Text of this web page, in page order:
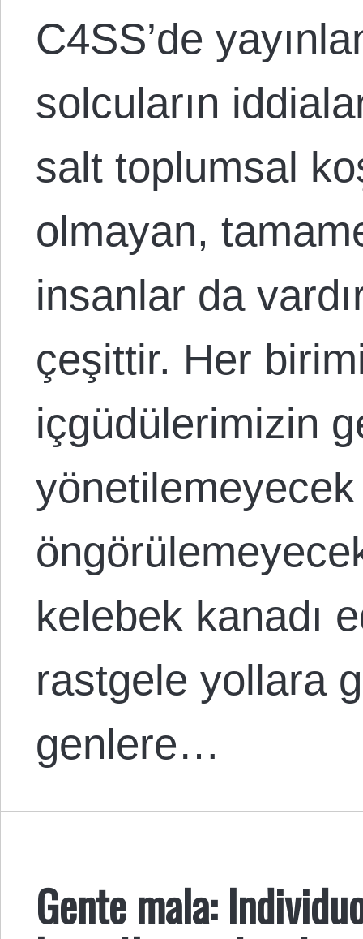
C4SS’de
solcuların
salt toplumsal
olmayan,
insanlar da
çeşittir. Her
içgüdülerimizin
kelebek kanadı
rastgele yollara
genlere…
Gente mala: